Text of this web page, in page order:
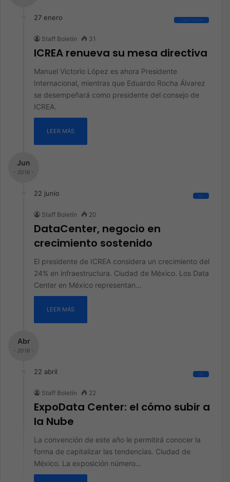
27 enero Data Center
Staff Boletín 31
ICREA renueva su mesa directiva
Manuel Victorio López es ahora Presidente
Internacional, mientras que Eduardo Rocha Álvarez
se desempeñará como presidente del consejo de
ICREA.
LEER MÁS
Jun
- 2016 -
22 junio All
Staff Boletín 20
DataCenter, negocio en
crecimiento sostenido
El presidente de ICREA considera un crecimiento del
24% en infraestructura. Ciudad de México. Los Data
Center en México representan…
LEER MÁS
Abr
- 2016 -
22 abril All
Staff Boletín 22
ExpoData Center: el cómo subir a
la Nube
La convención de este año le permitirá conocer la
forma de capitalizar las tendencias. Ciudad de
México. La exposición número…